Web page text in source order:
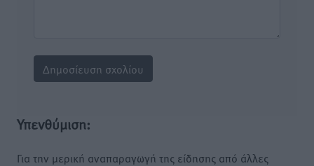
Υπενθύμιση:
Για την μερική αναπαραγωγή της είδησης από άλλες